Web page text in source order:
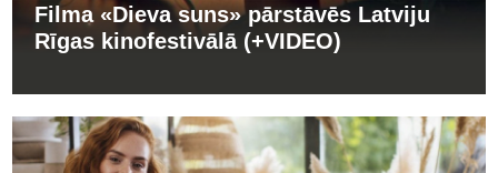
Filma «Dieva suns» pārstāvēs Latviju
Rīgas kinofestivālā (+VIDEO)